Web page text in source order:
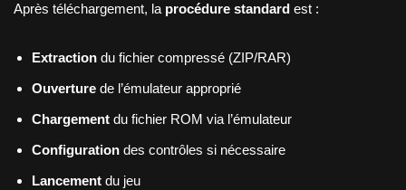
Après téléchargement, la procédure standard est :
Extraction du fichier compressé (ZIP/RAR)
Ouverture de l’émulateur approprié
Chargement du fichier ROM via l’émulateur
Configuration des contrôles si nécessaire
Lancement du jeu